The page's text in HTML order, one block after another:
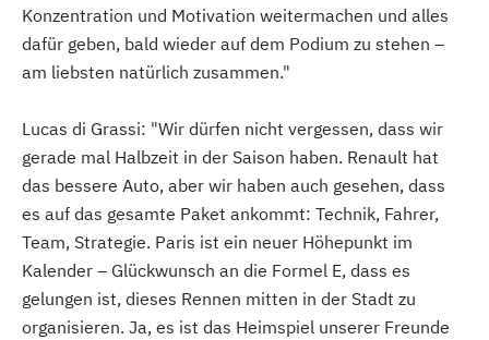
Konzentration und Motivation weitermachen und alles
dafür geben, bald wieder auf dem Podium zu stehen –
am liebsten natürlich zusammen."
Lucas di Grassi: "Wir dürfen nicht vergessen, dass wir
gerade mal Halbzeit in der Saison haben. Renault hat
das bessere Auto, aber wir haben auch gesehen, dass
es auf das gesamte Paket ankommt: Technik, Fahrer,
Team, Strategie. Paris ist ein neuer Höhepunkt im
Kalender – Glückwunsch an die Formel E, dass es
gelungen ist, dieses Rennen mitten in der Stadt zu
organisieren. Ja, es ist das Heimspiel unserer Freunde